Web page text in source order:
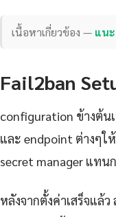
เนื้อหาเกี่ยวข้อง — แน
Fail2ban
configuration ข้างต้น
และ endpoint ต่างๆใ
secret manager แทน
หลังจากตั้งค่าเสร็จแล้ว